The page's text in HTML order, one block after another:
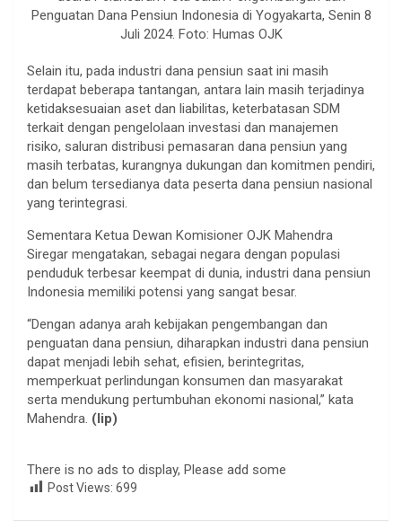
Penguatan Dana Pensiun Indonesia di Yogyakarta, Senin 8
Juli 2024. Foto: Humas OJK
Selain itu, pada industri dana pensiun saat ini masih
terdapat beberapa tantangan, antara lain masih terjadinya
ketidaksesuaian aset dan liabilitas, keterbatasan SDM
terkait dengan pengelolaan investasi dan manajemen
risiko, saluran distribusi pemasaran dana pensiun yang
masih terbatas, kurangnya dukungan dan komitmen pendiri,
dan belum tersedianya data peserta dana pensiun nasional
yang terintegrasi.
Sementara Ketua Dewan Komisioner OJK Mahendra
Siregar mengatakan, sebagai negara dengan populasi
penduduk terbesar keempat di dunia, industri dana pensiun
Indonesia memiliki potensi yang sangat besar.
“Dengan adanya arah kebijakan pengembangan dan
penguatan dana pensiun, diharapkan industri dana pensiun
dapat menjadi lebih sehat, efisien, berintegritas,
memperkuat perlindungan konsumen dan masyarakat
serta mendukung pertumbuhan ekonomi nasional,” kata
Mahendra. (lip)
There is no ads to display, Please add some
Post Views: 699